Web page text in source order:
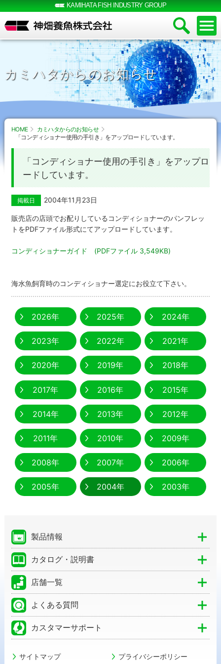
KAMIHATA FISH INDUSTRY GROUP
カミハタからのお知らせ
HOME
カミハタからのお知らせ
「コンディショナー使用の手引き」をアップロードしています。
「コンディショナー使用の手引き」をアップロ
ードしています。
掲載日 2004年11月23日
販売店の店頭でお配りしているコンディショナーのパンフレッ
トをPDFファイル形式にてアップロードしています。
コンディショナーガイド (PDFファイル 3,549KB)
海水魚飼育時のコンディショナー選定にお役立て下さい。
2026年 2025年 2024年
2023年 2022年 2021年
2020年 2019年 2018年
2017年 2016年 2015年
2014年 2013年 2012年
2011年 2010年 2009年
2008年 2007年 2006年
2005年 2004年 2003年
製品情報
カタログ・説明書
店舗一覧
よくある質問
カスタマーサポート
サイトマップ プライバシーポリシー